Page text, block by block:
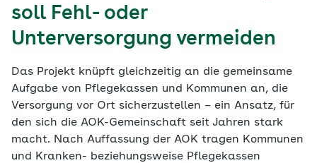
soll Fehl- oder
Unterversorgung vermeiden
Das Projekt knüpft gleichzeitig an die gemeinsame
Aufgabe von Pflegekassen und Kommunen an, die
Versorgung vor Ort sicherzustellen – ein Ansatz, für
den sich die AOK-Gemeinschaft seit Jahren stark
macht. Nach Auffassung der AOK tragen Kommunen
und Kranken- beziehungsweise Pflegekassen